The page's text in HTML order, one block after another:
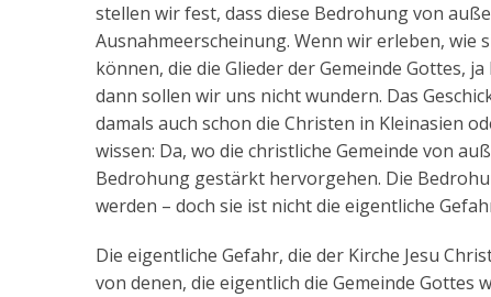
stellen wir fest, dass diese Bedrohung von
Ausnahmeerscheinung. Wenn wir erleben, wie
können, die die Glieder der Gemeinde Gottes,
dann sollen wir uns nicht wundern. Das
damals auch schon die Christen in Kleinasien
wissen: Da, wo die christliche Gemeinde von
Bedrohung gestärkt hervorgehen. Die
werden – doch sie ist nicht die eigentliche
Die eigentliche Gefahr, die der Kirche Jesu
von denen, die eigentlich die Gemeinde